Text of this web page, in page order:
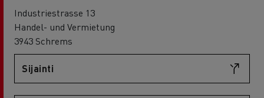
Industriestrasse 13
Handel- und Vermietung
3943 Schrems
Sijainti